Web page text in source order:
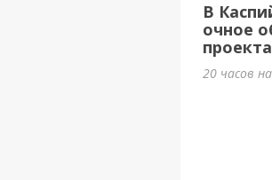
В
очное
20 часов